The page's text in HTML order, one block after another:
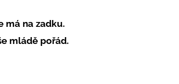
má na zadku.
mládě pořád.